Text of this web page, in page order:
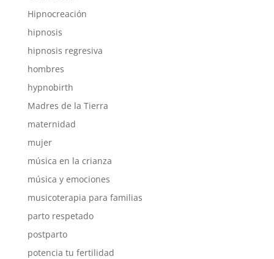
Hipnocreación
hipnosis
hipnosis regresiva
hombres
hypnobirth
Madres de la Tierra
maternidad
mujer
música en la crianza
música y emociones
musicoterapia para familias
parto respetado
postparto
potencia tu fertilidad